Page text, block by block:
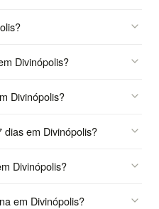
Divinópolis?
Divinópolis?
em Divinópolis?
Divinópolis?
em Divinópolis?